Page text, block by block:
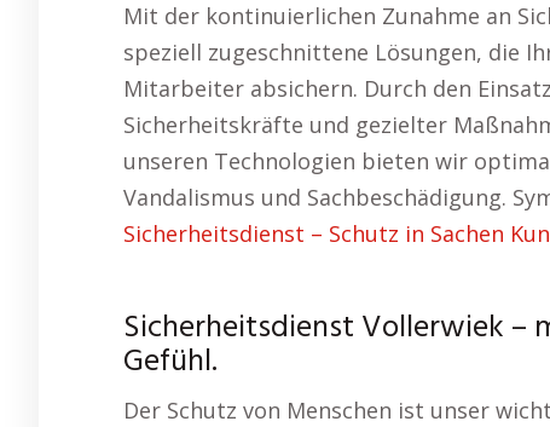
Mit der kontinuierlichen Zunahme an
speziell zugeschnittene Lösungen, die
Mitarbeiter absichern. Durch den
Sicherheitskräfte und gezielter
unseren Technologien bieten wir
Vandalismus und Sachbeschädigung.
Sicherheitsdienst – Schutz in Sachen
Sicherheitsdienst Vollerwiek –
Gefühl.
Der Schutz von Menschen ist unser